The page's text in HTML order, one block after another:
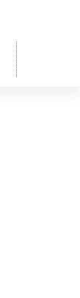
覚とトリック
ルダー」の詳